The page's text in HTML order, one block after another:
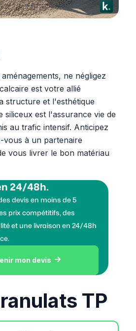
ne négligez
est votre allié
structure et l'esthétique
siliceux est l'assurance vie de
au trafic intensif. Anticipez
vous à un partenaire
vous livrer le bon matériau
24/48h.
devis en moins de 5
prix compétitifs, des
et une livraison en 24/48h
mon devis 
TP